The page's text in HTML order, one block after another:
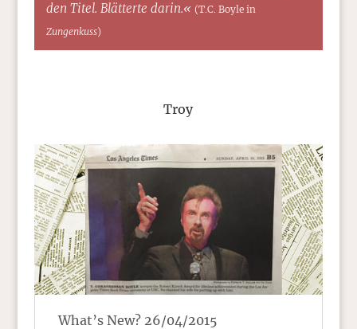
den Titel. Blätterte darin.« (T.C. Boyle in
Zungenkuss)
Troy
What’s New? 26/04/2015